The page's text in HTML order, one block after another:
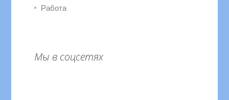
Работа
Мы в соцсетях